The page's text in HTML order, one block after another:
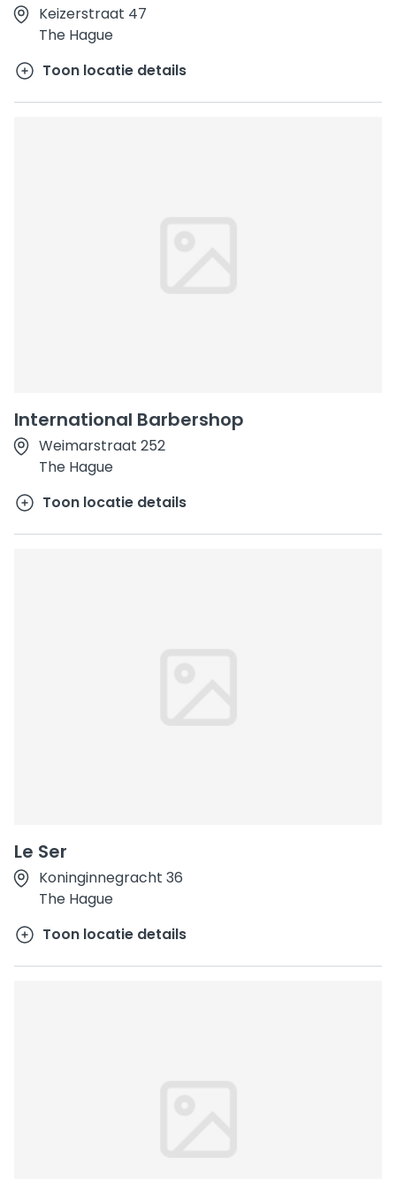
Keizerstraat 47
The Hague
Toon locatie details
International Barbershop
Weimarstraat 252
The Hague
Toon locatie details
Le Ser
Koninginnegracht 36
The Hague
Toon locatie details